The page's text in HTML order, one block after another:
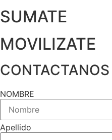
SUMATE
MOVILIZATE
CONTACTANOS
NOMBRE
Apellido